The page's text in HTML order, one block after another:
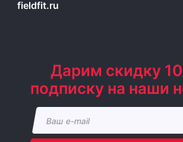
fieldfit.ru
Дарим скидку
подписку на наши